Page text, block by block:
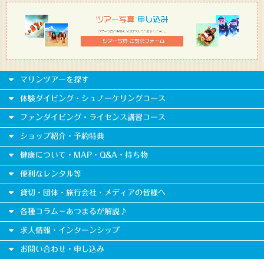
マリンツアーを探す
体験ダイビング・シュノーケリングコース
ファンダイビング・ライセンス講習コース
ショップ紹介・予約特典
健康について・MAP・Q&A・持ち物
便利なレンタル等
貸切・団体・旅行会社・メディアの皆様へ
各種コラム－あつまるが解説♪
求人情報・インターンシップ
お問い合わせ・申し込み